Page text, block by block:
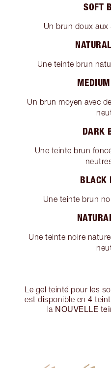
SOFT
Un brun doux
Une teinte brun
Un brun moyen avec
DARK
Une teinte brun
BLACK
Une teinte brun
Une teinte noire
Le gel teinté pour les
est disponible en4
la NOUVELLE